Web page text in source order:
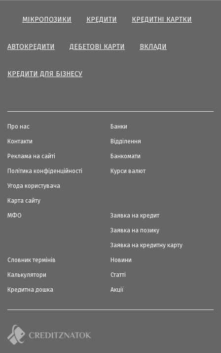
МІКРОПОЗИКИ КРЕДИТИ КРЕДИТНІ КАРТКИ
АВТОКРЕДИТИ ДЕБЕТОВІ КАРТИ ВКЛАДИ
КРЕДИТИ ДЛЯ БІЗНЕСУ
Про нас
Контакти
Реклама на сайті
Політика конфіденційності
Угода користувача
Карта сайту
Банки
Відділення
Банкомати
Курси валют
МФО Заявка на кредит
Заявка на позику
Заявка на кредитну карту
Словник термінів
Калькулятори
Кредитна дошка
Новини
Статті
Акції